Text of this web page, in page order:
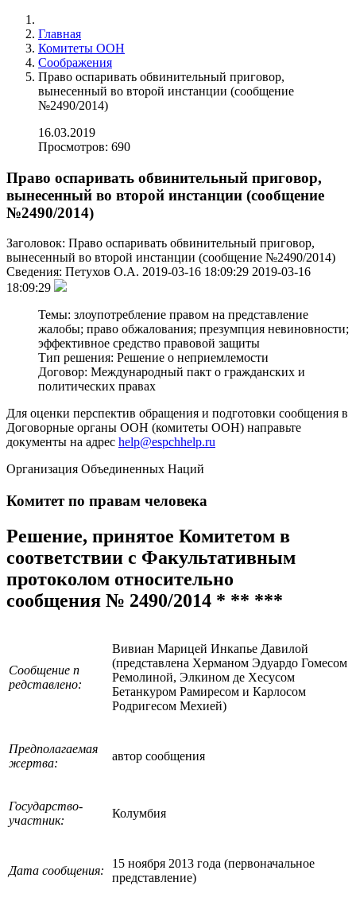
Главная
Комитеты ООН
Соображения
Право оспаривать обвинительный приговор,
вынесенный во второй инстанции (cообщение
№2490/2014)
16.03.2019
Просмотров: 690
Право оспаривать обвинительный приговор,
вынесенный во второй инстанции (cообщение
№2490/2014)
Заголовок: Право оспаривать обвинительный приговор,
вынесенный во второй инстанции (cообщение №2490/2014)
Сведения: Петухов О.А. 2019-03-16 18:09:29 2019-03-16
18:09:29
Темы: злоупотребление правом на представление
жалобы; право обжалования; презумпция невиновности;
эффективное средство правовой защиты
Тип решения: Решение о неприемлемости
Договор: Международный пакт о гражданских и
политических правах
Для оценки перспектив обращения и подготовки сообщения в
Договорные органы ООН (комитеты ООН) направьте
документы на адрес help@espchhelp.ru
Организация Объединенных Наций
Комитет по правам человека
Решение, принятое Комитетом в
соответствии с Факультативным
протоколом относительно
сообщения № 2490/2014 * ** ***
Сообщение п
редставлено:
Вивиан Марицей Инкапье Давилой
(представлена Херманом Эдуардо Гомесом
Ремолиной, Элкином де Хесусом
Бетанкуром Рамиресом и Карлосом
Родригесом Мехией)
Предполагаемая
жертва:
автор сообщения
Государство-
участник:
Колумбия
Дата сообщения:
15 ноября 2013 года (первоначальное
представление)